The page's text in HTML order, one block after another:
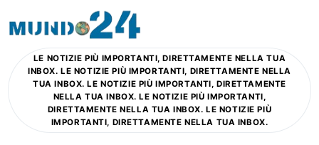
LE NOTIZIE PIÙ IMPORTANTI, DIRETTAMENTE NELLA TUA
INBOX. LE NOTIZIE PIÙ IMPORTANTI, DIRETTAMENTE NELLA
TUA INBOX. LE NOTIZIE PIÙ IMPORTANTI, DIRETTAMENTE
NELLA TUA INBOX. LE NOTIZIE PIÙ IMPORTANTI,
DIRETTAMENTE NELLA TUA INBOX. LE NOTIZIE PIÙ
IMPORTANTI, DIRETTAMENTE NELLA TUA INBOX.